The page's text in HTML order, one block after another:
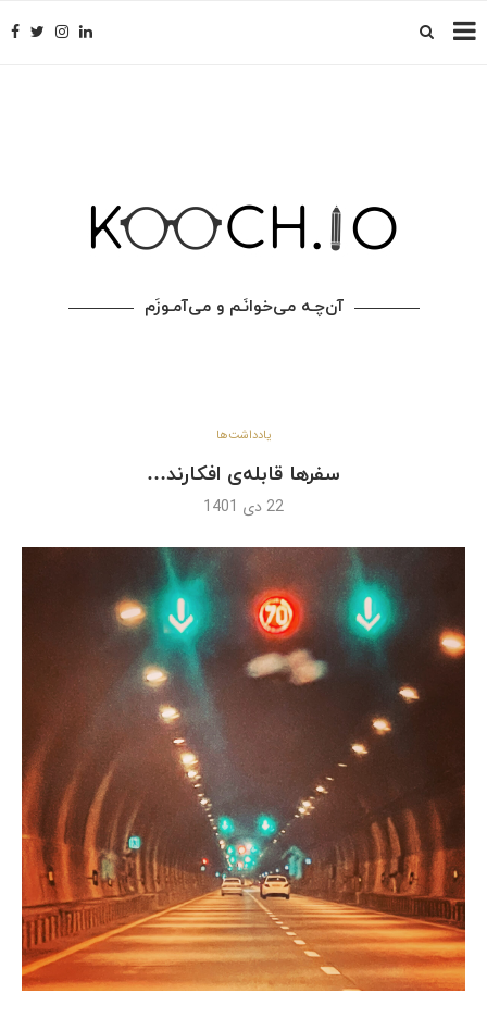
آن‌چـه می‌خوانَـم و می‌آمـوزَم
یادداشت‌ها
سفرها قابله‌ی افکارند…
22 دی 1401